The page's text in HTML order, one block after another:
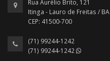
Rua Aurélio Brito, 121
Itinga - Lauro de Freitas / BA
CEP: 41500-700
(71) 99244-1242
(71) 99244-1242